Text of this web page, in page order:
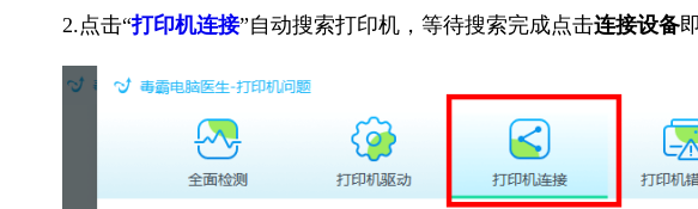
2.点击“打印机连接”自动搜索打印机，等待搜索完成点击连接设备